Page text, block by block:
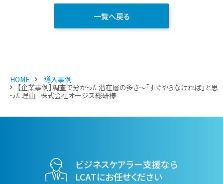
一覧へ戻る
HOME
導入事例
【企業事例】調査で分かった潜在層の多さ～「すぐやらなければ」と思
った理由 -株式会社オージス総研様-
ビジネスケアラー支援なら
LCATにお任せください